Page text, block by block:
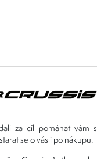
za cíl pomáhat vám s
se o vás i po nákupu.